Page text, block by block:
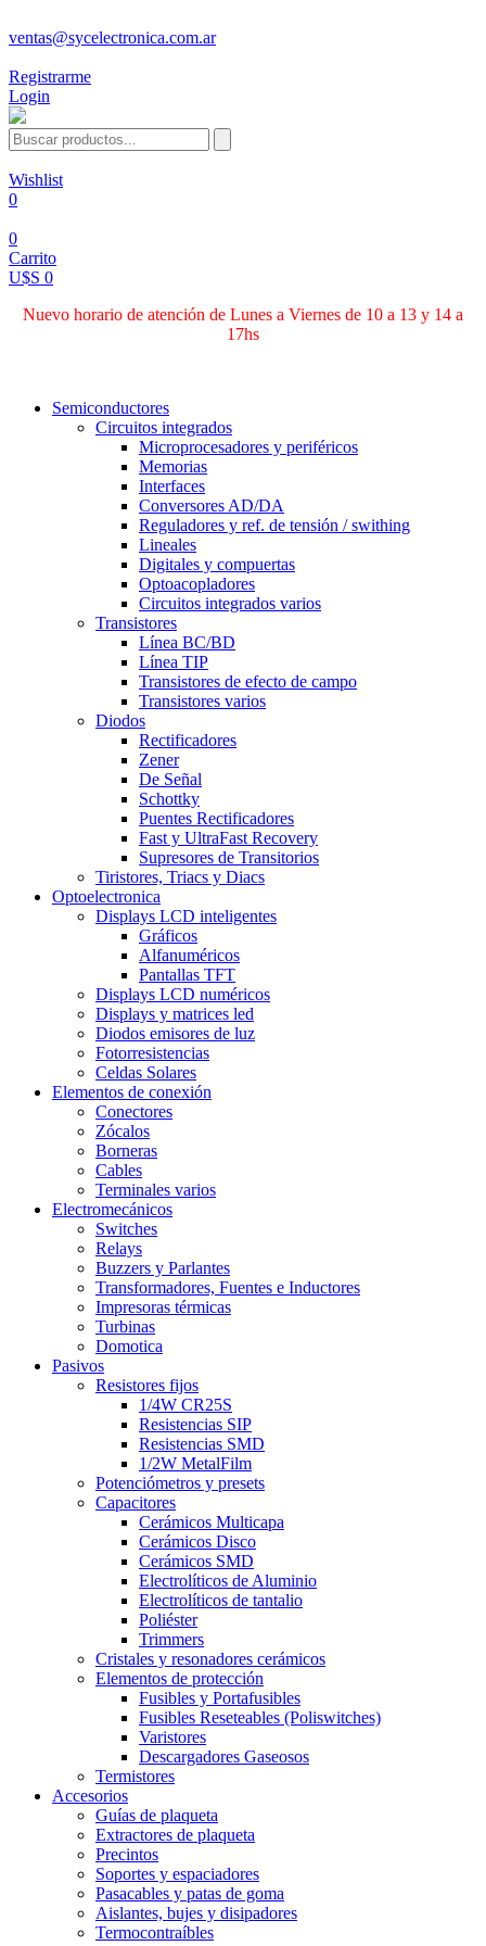
ventas@sycelectronica.com.ar
Registrarme
Login
Wishlist
0
0
Carrito
U$S 0
Nuevo horario de atención de Lunes a Viernes de 10 a 13 y 14 a
17hs
Semiconductores
Circuitos integrados
Microprocesadores y periféricos
Memorias
Interfaces
Conversores AD/DA
Reguladores y ref. de tensión / swithing
Lineales
Digitales y compuertas
Optoacopladores
Circuitos integrados varios
Transistores
Línea BC/BD
Línea TIP
Transistores de efecto de campo
Transistores varios
Diodos
Rectificadores
Zener
De Señal
Schottky
Puentes Rectificadores
Fast y UltraFast Recovery
Supresores de Transitorios
Tiristores, Triacs y Diacs
Optoelectronica
Displays LCD inteligentes
Gráficos
Alfanuméricos
Pantallas TFT
Displays LCD numéricos
Displays y matrices led
Diodos emisores de luz
Fotorresistencias
Celdas Solares
Elementos de conexión
Conectores
Zócalos
Borneras
Cables
Terminales varios
Electromecánicos
Switches
Relays
Buzzers y Parlantes
Transformadores, Fuentes e Inductores
Impresoras térmicas
Turbinas
Domotica
Pasivos
Resistores fijos
1/4W CR25S
Resistencias SIP
Resistencias SMD
1/2W MetalFilm
Potenciómetros y presets
Capacitores
Cerámicos Multicapa
Cerámicos Disco
Cerámicos SMD
Electrolíticos de Aluminio
Electrolíticos de tantalio
Poliéster
Trimmers
Cristales y resonadores cerámicos
Elementos de protección
Fusibles y Portafusibles
Fusibles Reseteables (Poliswitches)
Varistores
Descargadores Gaseosos
Termistores
Accesorios
Guías de plaqueta
Extractores de plaqueta
Precintos
Soportes y espaciadores
Pasacables y patas de goma
Aislantes, bujes y disipadores
Termocontraíbles